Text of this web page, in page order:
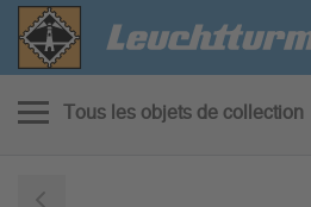
Tous les objets de collection